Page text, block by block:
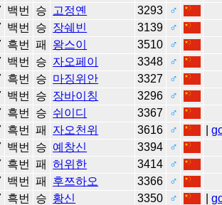
백번 승 고정옌 3293
♂
백번 승 장쉐빈 3139
♂
흑번 패 왕스이 3510
♂
백번 승 자오페이 3348
♂
흑번 승 마징위안 3327
♂
백번 승 장바이칭 3296
♂
흑번 승 쉬이디 3367
♂
흑번 패 자오천위 3616 ♂ |
백번 승 예창신 3394
♂
흑번 패 허위한 3414
♂
백번 패 후쯔하오 3366
♂
흑번 승 황신 3350 ♂ |